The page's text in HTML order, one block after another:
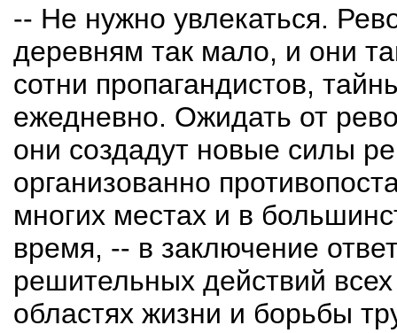
-- Не нужно увлекаться.
деревням так мало, и они
сотни пропагандистов,
ежедневно. Ожидать от
они создадут новые силы
организованно
многих местах и в
время, -- в заключение
решительных действий
областях жизни и борьбы